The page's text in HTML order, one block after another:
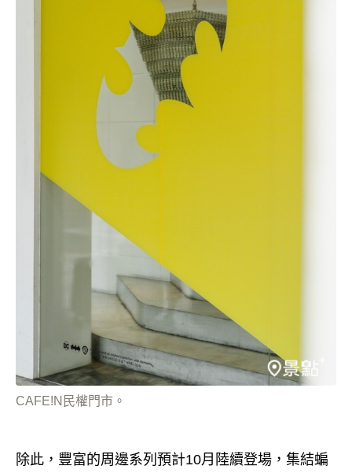
CAFE!N民權門市。
除此，豐富的周邊系列預計10月陸續登場，集結蝙